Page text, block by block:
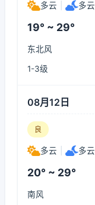
多云 多云
19° ~ 29°
东北风
1-3级
08月12日
良
多云 多云
20° ~ 29°
南风